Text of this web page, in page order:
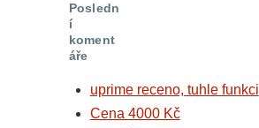
Posledn
í
koment
áře
uprime receno, tuhle funkci
Cena 4000 Kč